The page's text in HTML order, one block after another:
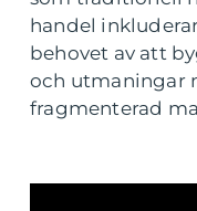
handel
behovet av att
och utmaningar
fragmenterad